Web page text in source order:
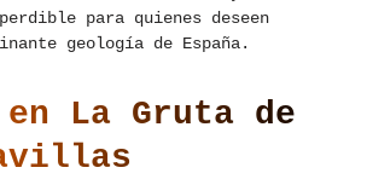
para quienes deseen
geología de España.
en La Gruta de